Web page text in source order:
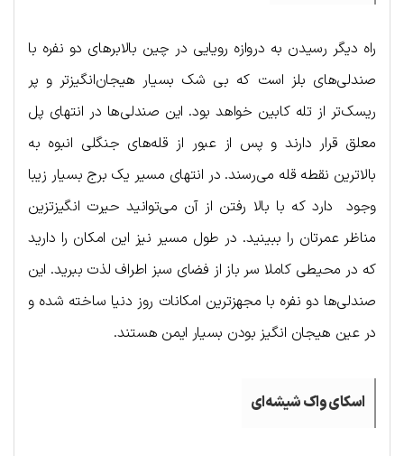
راه دیگر رسیدن به دروازه رویایی در چین بالابرهای دو نفره با
صندلی‌های بلز است که بی شک بسیار هیجان‌انگیزتر و پر
ریسک‌تر از تله کابین خواهد بود. این صندلی‌ها در انتهای پل
معلق قرار دارند و پس از عبور از قله‌های جنگلی انبوه به
بالاترین نقطه قله می‌رسند. در انتهای مسیر یک برج بسیار زیبا
وجود دارد که با بالا رفتن از آن می‌توانید حیرت انگیزتزین
مناظر عمرتان را ببینید. در طول مسیر نیز این امکان را دارید
که در محیطی کاملا سر باز از فضای سبز اطراف لذت ببرید. این
صندلی‌ها دو نفره با مجهزترین امکانات روز دنیا ساخته شده و
در عین هیجان انگیز بودن بسیار ایمن هستند.
اسکای واک شیشه‌ای